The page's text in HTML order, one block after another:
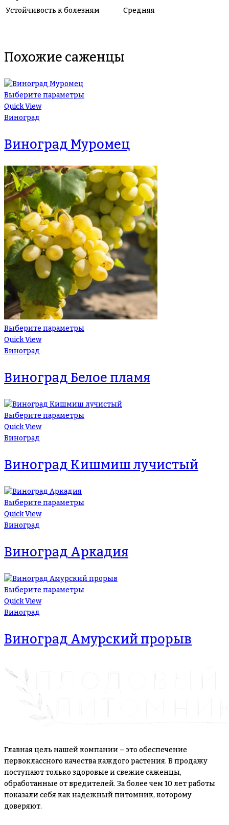
Устойчивость к болезням
Средняя
Похожие саженцы
Выберите параметры
Quick View
Виноград
Виноград Муромец
Выберите параметры
Quick View
Виноград
Виноград Белое пламя
Выберите параметры
Quick View
Виноград
Виноград Кишмиш лучистый
Выберите параметры
Quick View
Виноград
Виноград Аркадия
Выберите параметры
Quick View
Виноград
Виноград Амурский прорыв
Главная цель нашей компании – это обеспечение
первоклассного качества каждого растения. В продажу
поступают только здоровые и свежие саженцы,
обработанные от вредителей. За более чем 10 лет работы
показали себя как надежный питомник, которому
доверяют.